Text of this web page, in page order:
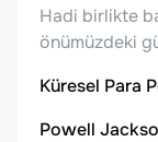
Hadi birlikte
önümüzdeki
Küresel Para
Powell